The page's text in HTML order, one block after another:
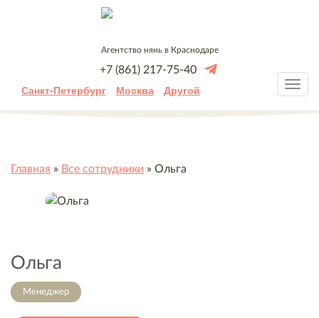
Агентство нянь в Краснодаре
+7 (861) 217-75-40
Санкт-Петербург Москва Другой
Главная » Все сотрудники » Ольга
Ольга
Менеджер